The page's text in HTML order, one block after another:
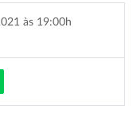
às 19:00h